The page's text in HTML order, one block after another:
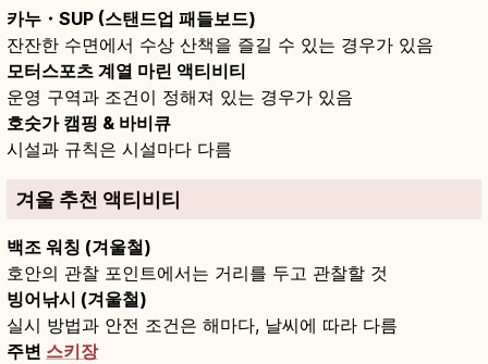
카누・SUP (스탠드업 패들보드)
잔잔한 수면에서 수상 산책을 즐길 수 있는 경우가 있음
모터스포츠 계열 마린 액티비티
운영 구역과 조건이 정해져 있는 경우가 있음
호숫가 캠핑 & 바비큐
시설과 규칙은 시설마다 다름
겨울 추천 액티비티
백조 워칭 (겨울철)
호안의 관찰 포인트에서는 거리를 두고 관찰할 것
빙어낚시 (겨울철)
실시 방법과 안전 조건은 해마다, 날씨에 따라 다름
주변 스키장